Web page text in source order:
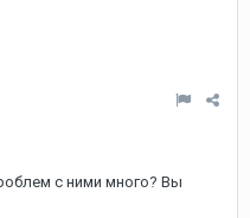
с ними много? Вы